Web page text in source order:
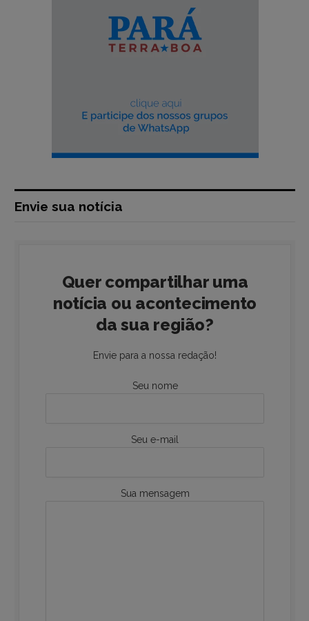
Envie sua notícia
Quer compartilhar uma
notícia ou acontecimento
da sua região?
Envie para a nossa redação!
Seu nome
Seu e-mail
Sua mensagem